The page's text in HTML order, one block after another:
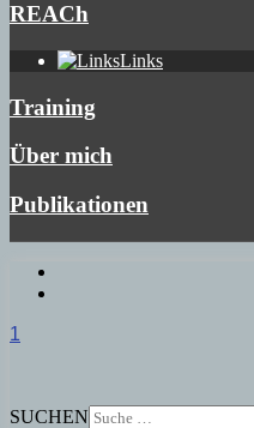
REACh
Links
Training
Über mich
Publikationen
1
SUCHEN